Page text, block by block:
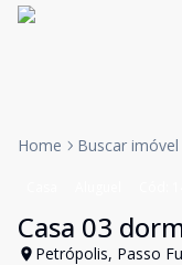
Home Buscar imóvel
Casa 03
Petrópolis, Passo